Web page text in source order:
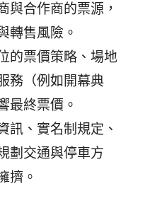
與合作商的票源，
轉售風險。
的票價策略、場地
務（例如開幕典
最終票價。
訊、實名制規定、
劃交通與停車方
擠。